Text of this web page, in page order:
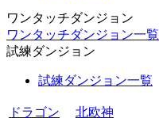
ワンタッチダンジョン
ワンタッチダンジョン一覧
試練ダンジョン
試練ダンジョン一覧
ドラゴン 北欧神